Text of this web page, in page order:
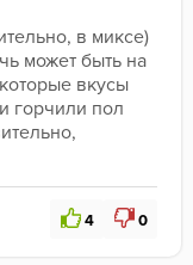
в миксе)
может быть на
вкусы
горчили пол
4 0